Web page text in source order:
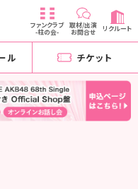
ファンクラブ
-柱の会-
取材/出演
お問合せ リクルート
ル チケット